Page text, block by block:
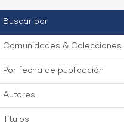
Buscar por
Comunidades & Colecciones
Por fecha de publicación
Autores
Títulos